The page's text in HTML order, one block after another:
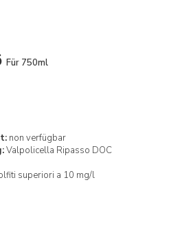
Für 750ml
non verfügbar
Valpolicella Ripasso DOC
superiori a 10 mg/l